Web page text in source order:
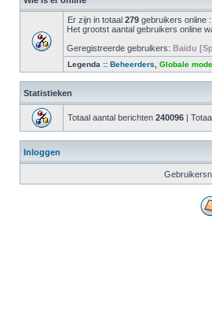
Er zijn in totaal 279 gebruikers online
Het grootst aantal gebruikers online
Geregistreerde gebruikers: Baidu
Legenda :: Beheerders Globale
Statistieken
Totaal aantal berichten 240096 |
Inloggen